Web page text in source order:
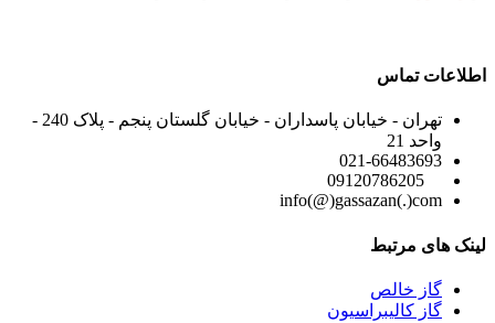
اطلاعات تماس
تهران - خیابان پاسداران - خیابان گلستان پنجم - پلاک 240 -
واحد 21
021-66483693
info(@)gassazan(.)com
لینک های مرتبط
گاز خالص
گاز کالیبراسیون